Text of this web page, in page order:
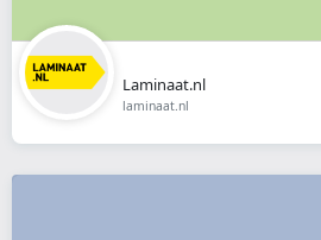
Laminaat.nl
laminaat.nl